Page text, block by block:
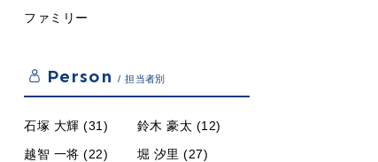
ファミリー
Person 担当者別
石塚 大輝 (31) 鈴木 豪太 (12)
越智 一将 (22) 堀 汐里 (27)